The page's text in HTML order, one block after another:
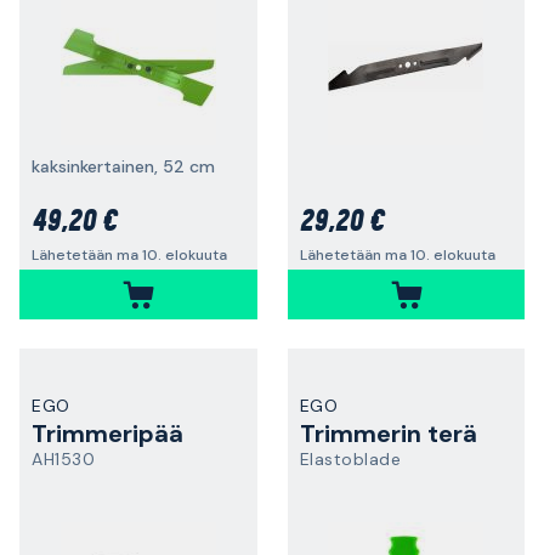
kaksinkertainen, 52 cm
49,20 €
Lähetetään ma 10. elokuuta
29,20 €
Lähetetään ma 10. elokuuta
EGO
Trimmeripää
AH1530
EGO
Trimmerin terä
Elastoblade